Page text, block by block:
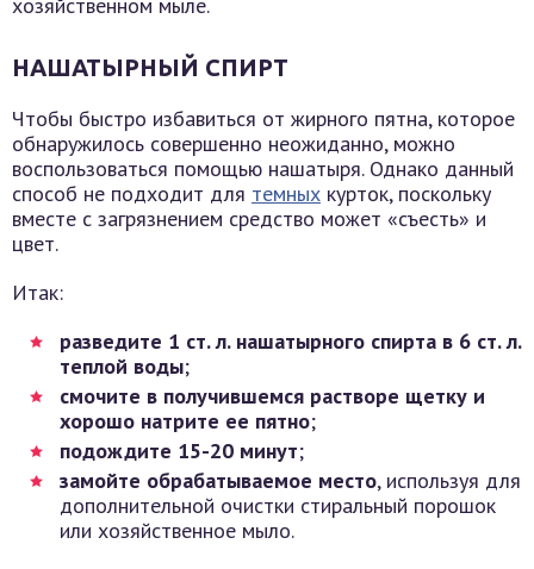
НАШАТЫРНЫЙ СПИРТ
Чтобы быстро избавиться от жирного пятна, которое
обнаружилось совершенно неожиданно, можно
воспользоваться помощью нашатыря. Однако данный
способ не подходит для темных курток, поскольку
вместе с загрязнением средство может «съесть» и
цвет.
Итак:
разведите 1 ст. л. нашатырного спирта в 6 ст. л.
теплой воды;
смочите в получившемся растворе щетку и
хорошо натрите ее пятно;
подождите 15-20 минут;
замойте обрабатываемое место, используя для
дополнительной очистки стиральный порошок
или хозяйственное мыло.